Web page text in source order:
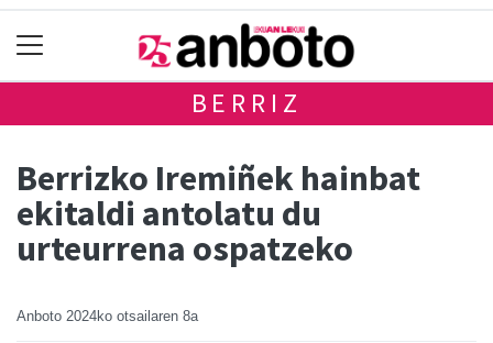
BERRIZ
Berrizko Iremiñek hainbat
ekitaldi antolatu du
urteurrena ospatzeko
Anboto 2024ko otsailaren 8a